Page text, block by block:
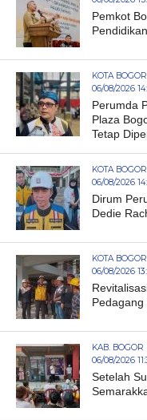
Pemkot
KOTA BOGOR
06/08/2026
Perumda
Plaza
Tetap
KOTA BOGOR
06/08/2026
Dirum
Dedie
KOTA BOGOR
06/08/2026
KAB. BOGOR
06/08/2026
Setelah